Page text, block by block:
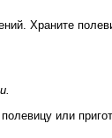
Храните
или